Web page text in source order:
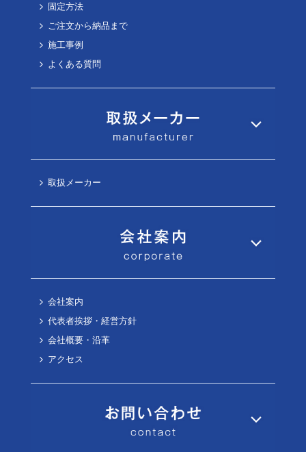
固定方法
ご注文から納品まで
施工事例
よくある質問
取扱メーカー
会社案内
代表者挨拶・経営方針
会社概要・沿革
アクセス